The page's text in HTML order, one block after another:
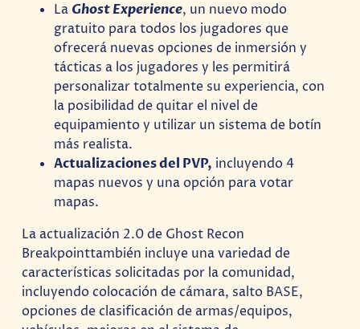
La Ghost Experience, un nuevo modo
gratuito para todos los jugadores que
ofrecerá nuevas opciones de inmersión y
tácticas a los jugadores y les permitirá
personalizar totalmente su experiencia, con
la posibilidad de quitar el nivel de
equipamiento y utilizar un sistema de botín
más realista.
Actualizaciones del PVP, incluyendo 4
mapas nuevos y una opción para votar
mapas.
La actualización 2.0 de Ghost Recon
Breakpointtambién incluye una variedad de
características solicitadas por la comunidad,
incluyendo colocación de cámara, salto BASE,
opciones de clasificación de armas/equipos,